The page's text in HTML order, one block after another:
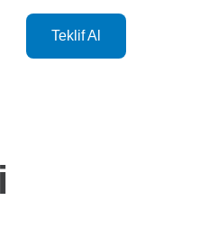
Teklif Al